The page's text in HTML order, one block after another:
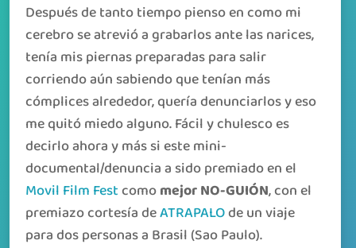
Después de tanto tiempo pienso en como mi
cerebro se atrevió a grabarlos ante las narices,
tenía mis piernas preparadas para salir
corriendo aún sabiendo que tenían más
cómplices alrededor, quería denunciarlos y eso
me quitó miedo alguno. Fácil y chulesco es
decirlo ahora y más si este mini-
documental/denuncia a sido premiado en el
Movil Film Fest comomejor NO-GUIÓN, con el
premiazo cortesía deATRAPALOde un viaje
para dos personas a Brasil (Sao Paulo).